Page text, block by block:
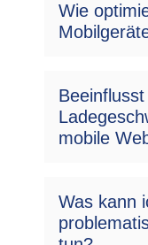
Wie
mobile
Was kann